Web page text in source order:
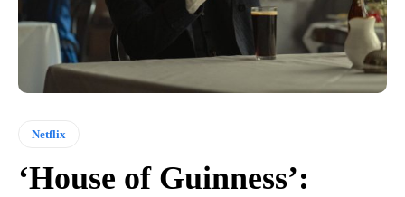
Netflix
‘House of Guinness’: